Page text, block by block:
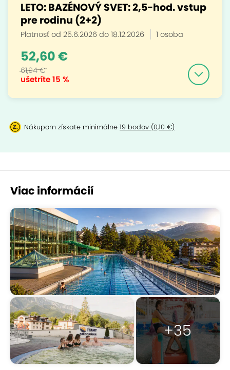
LETO: BAZÉNOVÝ SVET: 2,5-hod. vstup
pre rodinu (2+2)
Platnosť od 25.6.2026 do 18.12.2026 1 osoba
ušetríte15 %
52,60 €
61,94 €
Nákupom získate minimálne 19 bodov (0,10 €)
Viac informácií
+35